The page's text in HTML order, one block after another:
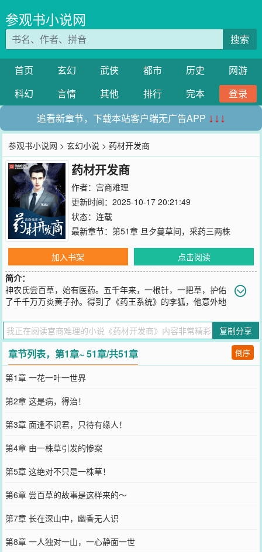
参观书小说网
搜索
首页 玄幻 武侠 都市 历史
网游
科幻
言情 其他 排行 完本
登录
追看新章节，下载本站客户端无广告APP ↓↓↓
参观书小说网 >玄幻小说 > 药材开发商
药材开发商
作者： 宫商难理
更新时间：2025-10-17 20:21:49
状态：连载
最新章节： 第51章 旦夕蔓草间，采药三两株
加入书架
点击阅读
简介：
神农氏尝百草，始有医药。五千年来，一根针，一把草，护佑
了千千万万炎黄子孙。得到了《药王系统》的李狐，他意外地
汤，在悠悠的苦香中痼疾即去。在南野际开垦荒地，种上一点药材，
空闲时施施肥浇浇水。偶尔给求药的富商大官们熬熬药，顺便收取一
点百八十万的辛苦费。李狐尝百草，别问饱不饱！
您要是觉得《 药材开发商》还不错的话请不要忘记向您QQ群和微博微
信里的朋友推荐哦！
复制分享
章节列表，第1章~ 51章/共51章 倒序
第1章 一花一叶一世界
第2章 这是病，得治！
第3章 面逢不识君，只待有缘人！
第4章 由一株草引发的惨案
第5章 这绝对不只是一株草！
第6章 尝百草的故事是这样来的～
第7章 长在深山中，幽香无人识
第8章 一人独对一山，一心静面一世